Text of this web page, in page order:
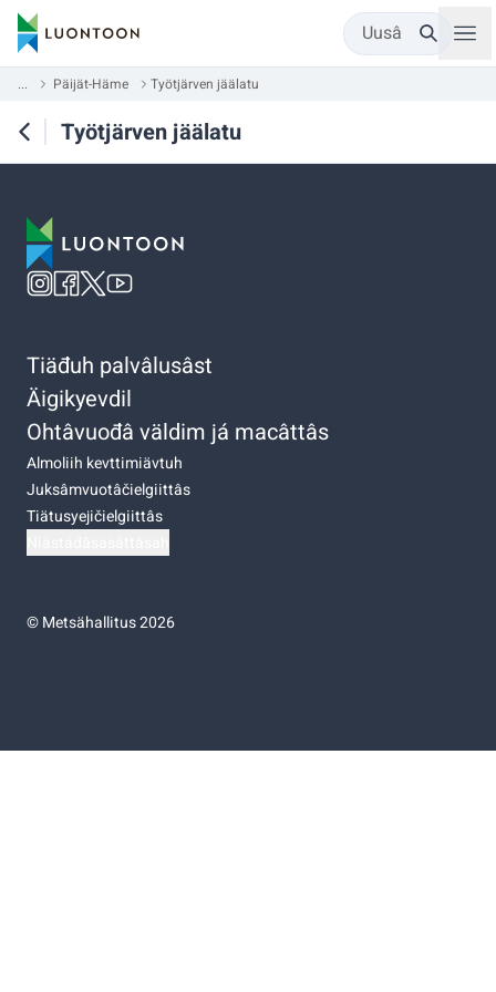
Uusâ
... Päijät-Häme Työtjärven jäälatu
Työtjärven jäälatu
Tiäđuh palvâlusâst
Äigikyevdil
Ohtâvuođâ väldim já macâttâs
Almoliih kevttimiävtuh
Juksâmvuotâčielgiittâs
Tiätusyejičielgiittâs
©Metsähallitus 2026